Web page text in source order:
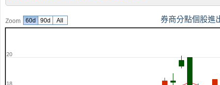
Zoom 券商分點個股進
18
20
60d 90d All